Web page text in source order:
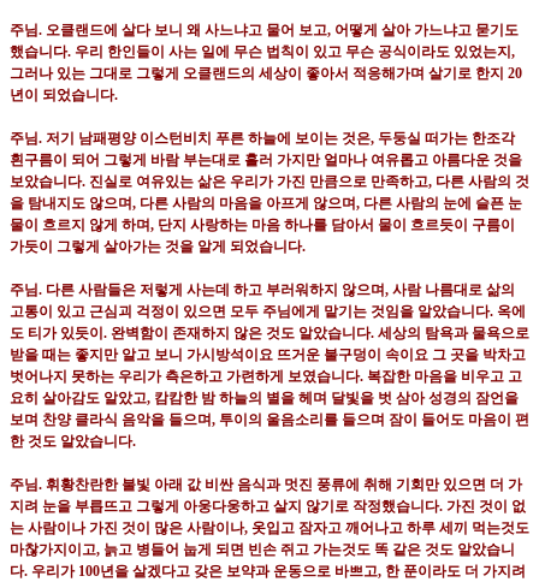
주님. 오클랜드에 살다 보니 왜 사느냐고 물어 보고, 어떻게 살아 가느냐고 묻기도
했습니다. 우리 한인들이 사는 일에 무슨 법칙이 있고 무슨 공식이라도 있었는지 ,
그러나 있는 그대로 그렇게 오클랜드의 세상이 좋아서 적응해가며 살기로 한지 20
년이 되었습니다.
주님. 저기 남패평양 이스턴비치 푸른 하늘에 보이는 것은, 두둥실 떠가는 한조각
흰구름이 되어 그렇게 바람 부는대로 흘러 가지만 얼마나 여유롭고 아름다운 것을
보았습니다. 진실로 여유있는 삶은 우리가 가진 만큼으로 만족하고, 다른 사람의 것
을 탐내지도 않으며, 다른 사람의 마음을 아프게 않으며, 다른 사람의 눈에 슬픈 눈
물이 흐르지 않게 하며, 단지 사랑하는 마음 하나를 담아서 물이 흐르듯이 구름이
가듯이 그렇게 살아가는 것을 알게 되었습니다.
주님. 다른 사람들은 저렇게 사는데 하고 부러워하지 않으며, 사람 나름대로 삶의
고통이 있고 근심괴 걱정이 있으면 모두 주님에게 맡기는 것임을 알았습니다. 옥에
도 티가 있듯이 . 완벽함이 존재하지 않은 것도 알았습니다. 세상의 탐욕과 물욕으로
받을 때는 좋지만 알고 보니 가시방석이요 뜨거운 불구덩이 속이요 그 곳을 박차고
벗어나지 못하는 우리가 측은하고 가련하게 보였습니다. 복잡한 마음을 비우고 고
요히 살아감도 알았고, 캄캄한 밤 하늘의 별을 헤며 달빛을 벗 삼아 성경의 잠언을
보며 찬양 클라식 음악을 들으며, 투이의 울음소리를 들으며 잠이 들어도 마음이 편
한 것도 알았습니다.
주님. 휘황찬란한 불빛 아래 값 비싼 음식과 멋진 풍류에 취해 기회만 있으면 더 가
지려 눈을 부릅뜨고 그렇게 아웅다웅하고 살지 않기로 작정했습니다. 가진 것이 없
는 사람이나 가진 것이 많은 사람이나, 옷입고 잠자고 깨어나고 하루 세끼 먹는것도
마찮가지이고, 늙고 병들어 눕게 되면 빈손 쥐고 가는것도 똑 같은 것도 알았습니
다. 우리가100년을 살겠다고 갖은 보약과 운동으로 바쁘고, 한 푼이라도 더 가지려